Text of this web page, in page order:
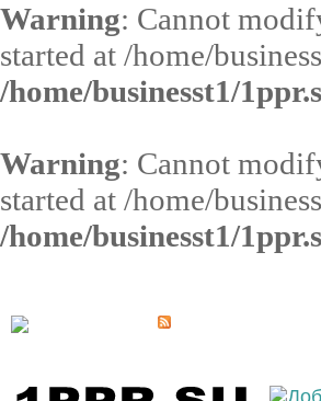
Warning: Cannot
started at /home/
/home/businesst1/
Warning: Cannot
started at /home/
/home/businesst1/